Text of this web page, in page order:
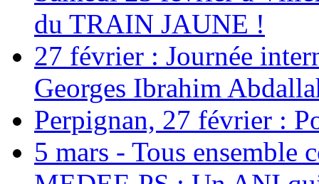
du TRAIN JAUNE !
27 février : Journée
Georges Ibrahim
Perpignan, 27 février :
5 mars - Tous ensemble